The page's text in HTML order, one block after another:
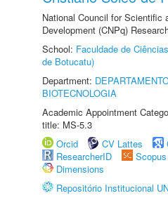
National Council for Scientific
Development (CNPq)
School: Faculdade de
de Botucatu)
Department:
BIOTECNOLOGIA
Academic Appointment
title: MS-5.3
Orcid
CV Lattes
ResearcherID
Scopus
Dimensions
Repositório Institucional